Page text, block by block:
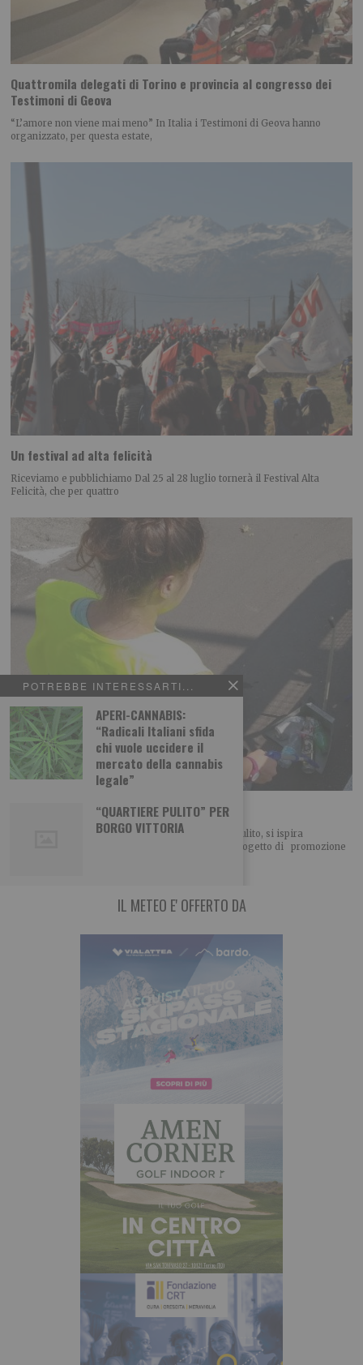
POTREBBE INTERESSARTI...
APERI-CANNABIS:
“Radicali Italiani sfida
chi vuole uccidere il
mercato della cannabis
legale”
“QUARTIERE PULITO” PER
BORGO VITTORIA
Quattromila delegati di Torino e provincia al congresso dei
Testimoni di Geova
“L’amore non viene mai meno” In Italia i Testimoni di Geova hanno
organizzato, per questa estate,
Un festival ad alta felicità
Riceviamo e pubblichiamo Dal 25 al 28 luglio tornerà il Festival Alta
Felicità, che per quattro
“Quartiere Pulito”
Riceviamo e pubblichiamo Si chiama “Quartiere Pulito, si ispira
a La Via della Felicità di L. Ron Hubbard ed è un progetto di promozione
IL METEO E' OFFERTO DA